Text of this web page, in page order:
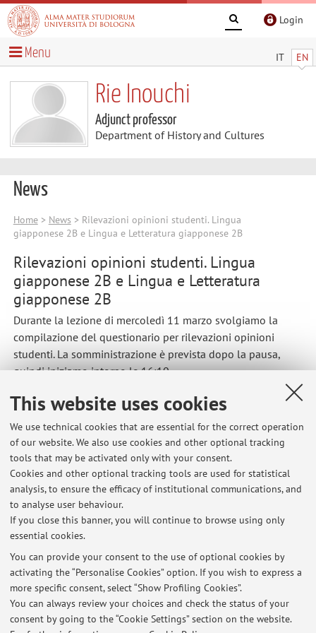
This website uses cookies
We use technical cookies that are essential for the correct operation
of our website. We also use cookies and other optional tracking
tools that may be activated only with your consent.
Cookies and other optional tracking tools are used for statistical
analysis, to ensure the efficacy of institutional communications, and
to analyse user behaviour.
If you close this banner, you will continue to browse using only
essential cookies.
You can provide your consent to the use of optional cookies by
activating the “Personalise Cookies” option. If you wish to express a
more specific consent, select “Show Profiling Cookies”.
You can always review your choices and check the status of your
consent by going to the “Cookie Settings” section on the website.
Login
IT EN
Menu
Rie Inouchi
Adjunct professor
Department of History and Cultures
News
Home> News > Rilevazioni opinioni studenti. Lingua
giapponese 2B e Lingua e Letteratura giapponese 2B
Rilevazioni opinioni studenti. Lingua
giapponese 2B e Lingua e Letteratura
giapponese 2B
Durante la lezione di mercoledì 11 marzo svolgiamo la
compilazione del questionario per rilevazioni opinioni
studenti. La somministrazione è prevista dopo la pausa,
quindi iniziamo intorno le 16:10.
Latest news
Lingua giapponese 2B e Lingua e Letteratura giapponese 2B
Published on: March 12 2026
Lingua giapponese 2A e Lingua e Letteratura giapponese 2A
Published on: March 12 2026
Rilevazioni opinioni studenti. Lingua giapponese 2B e Lingua e
Letteratura giapponese 2B
Published on: March 09 2026